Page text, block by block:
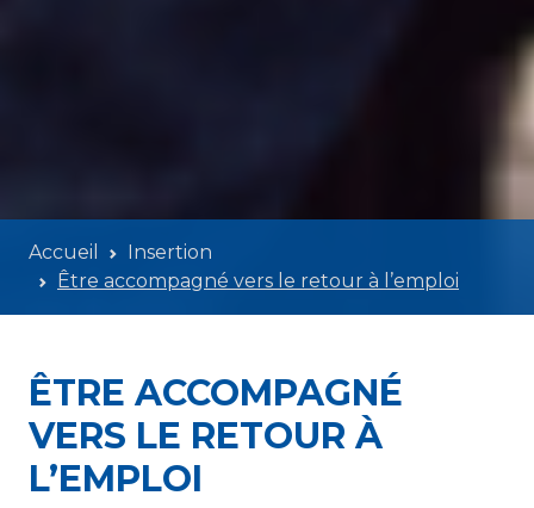
Accueil
Insertion
Être accompagné vers le retour à l’emploi
ÊTRE ACCOMPAGNÉ
VERS LE RETOUR À
L’EMPLOI